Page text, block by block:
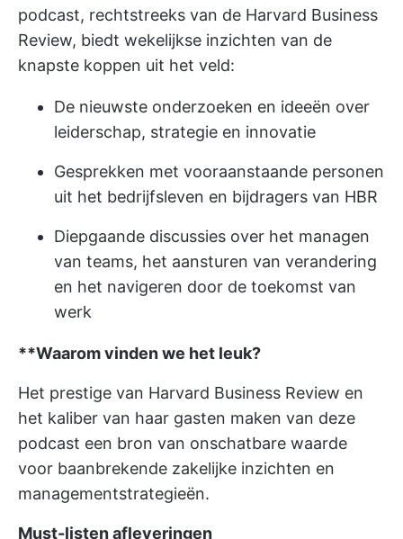
podcast, rechtstreeks van de Harvard Business
Review, biedt wekelijkse inzichten van de
knapste koppen uit het veld:
De nieuwste onderzoeken en ideeën over
leiderschap, strategie en innovatie
Gesprekken met vooraanstaande personen
uit het bedrijfsleven en bijdragers van HBR
Diepgaande discussies over het managen
van teams, het aansturen van verandering
en het navigeren door de toekomst van
werk
**Waarom vinden we het leuk?
Het prestige van Harvard Business Review en
het kaliber van haar gasten maken van deze
podcast een bron van onschatbare waarde
voor baanbrekende zakelijke inzichten en
managementstrategieën.
Must-listen afleveringen